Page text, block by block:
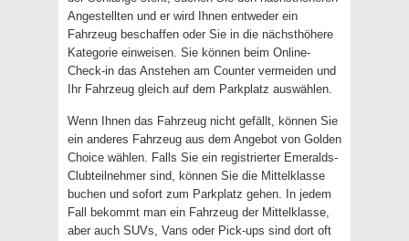
Angestellten und er wird Ihnen entweder ein
Fahrzeug beschaffen oder Sie in die nächsthöhere
Kategorie einweisen. Sie können beim Online-
Check-in das Anstehen am Counter vermeiden und
Ihr Fahrzeug gleich auf dem Parkplatz auswählen.
Wenn Ihnen das Fahrzeug nicht gefällt, können Sie
ein anderes Fahrzeug aus dem Angebot von Golden
Choice wählen. Falls Sie ein registrierter Emeralds-
Clubteilnehmer sind, können Sie die Mittelklasse
buchen und sofort zum Parkplatz gehen. In jedem
Fall bekommt man ein Fahrzeug der Mittelklasse,
aber auch SUVs, Vans oder Pick-ups sind dort oft